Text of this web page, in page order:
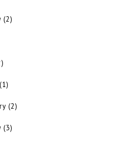
(2)
(1)
(2)
(3)